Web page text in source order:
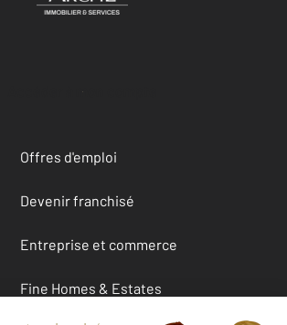
Accéder à mon compte
Offres d'emploi
Devenir franchisé
Entreprise et commerce
Fine Homes & Estates